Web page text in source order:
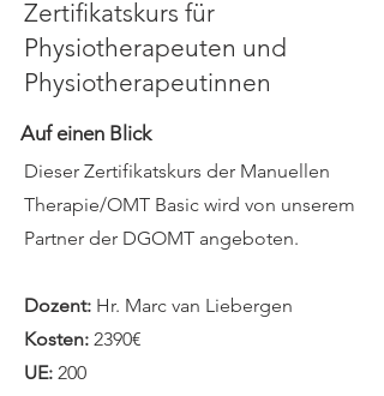
Zertifikatskurs für
Physiotherapeuten und
Physiotherapeutinnen
Auf einen Blick
Dieser Zertifikatskurs der Manuellen
Therapie/OMT Basic wird von unserem
Partner der DGOMT angeboten.
Dozent: Hr. Marc van Liebergen
Kosten: 2390€
UE: 200